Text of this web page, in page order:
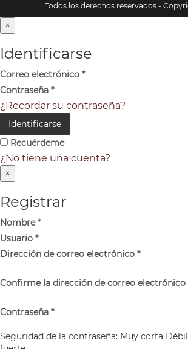
Todos los derechos reservados -
×
Identificarse
Correo electrónico *
Contraseña *
¿Recordar su contraseña?
Identificarse
Recuérdeme
¿No tiene una cuenta?
×
Registrar
Nombre*
Usuario *
Dirección de correo electrónico *
Confirme la dirección de correo electrónico
Contraseña *
Seguridad de la contraseña: Muy corta Débil